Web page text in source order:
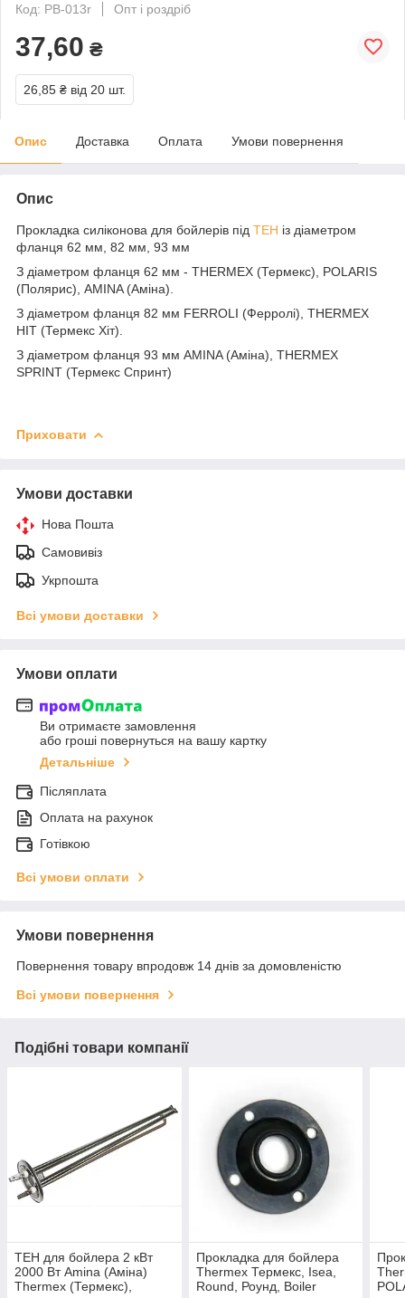
Код: PB-013r
Опт і роздріб
37,60 ₴
26,85 ₴ від 20 шт.
Опис Доставка Оплата Умови повернення
Опис
Прокладка силіконова для бойлерів під ТЕН із діаметром
фланця 62 мм, 82 мм, 93 мм
З діаметром фланця 62 мм - THERMEX (Термекс), POLARIS
(Полярис), AMINA (Аміна).
З діаметром фланця 82 мм FERROLI (Ферролі), THERMEX
HIT (Термекс Хіт).
З діаметром фланця 93 мм AMINA (Аміна), THERMEX
SPRINT (Термекс Спринт)
Приховати
Умови доставки
Нова Пошта
Самовивіз
Укрпошта
Всі умови доставки
Умови оплати
Ви отримаєте замовлення
або гроші повернуться на вашу картку
Детальніше
Післяплата
Оплата на рахунок
Готівкою
Всі умови оплати
Умови повернення
Повернення товару впродовж 14 днів за домовленістю
Всі умови повернення
Подібні товари компанії
ТЕН для бойлера 2 кВт
2000 Вт Amina (Аміна)
Thermex (Термекс),
Прокладка для бойлера
Thermex Термекс, Isea,
Round, Роунд, Boiler